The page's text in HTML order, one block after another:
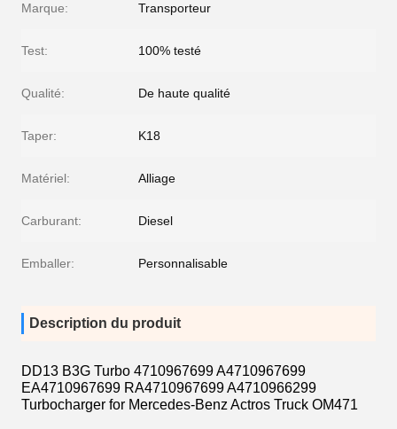
Marque: Transporteur
Test: 100% testé
Qualité: De haute qualité
Taper: K18
Matériel: Alliage
Carburant: Diesel
Emballer: Personnalisable
Description du produit
DD13 B3G Turbo 4710967699 A4710967699
EA4710967699 RA4710967699 A4710966299
Turbocharger for Mercedes-Benz Actros Truck OM471